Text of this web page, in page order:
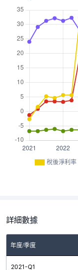
稅後淨利率
詳細數據
年度/季度
2021-Q1